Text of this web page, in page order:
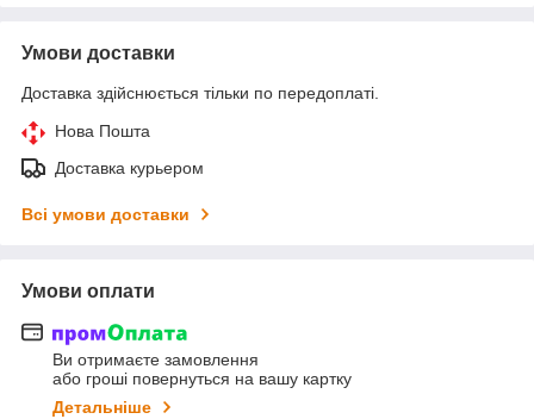
Умови доставки
Доставка здійснюється тільки по передоплаті.
Нова Пошта
Доставка курьером
Всі умови доставки
Умови оплати
Ви отримаєте замовлення
або гроші повернуться на вашу картку
Детальніше